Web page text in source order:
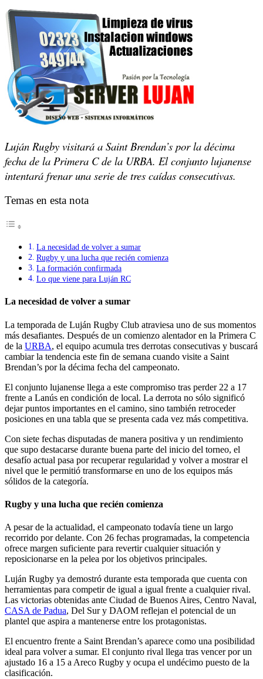
Luján Rugby visitará a Saint Brendan’s por la décima
fecha de la Primera C de la URBA. El conjunto lujanense
intentará frenar una serie de tres caídas consecutivas.
Temas en esta nota
La necesidad de volver a sumar
Rugby y una lucha que recién comienza
La formación confirmada
Lo que viene para Luján RC
La necesidad de volver a sumar
La temporada de Luján Rugby Club atraviesa uno de sus momentos
más desafiantes. Después de un comienzo alentador en la Primera C
de la URBA, el equipo acumula tres derrotas consecutivas y buscará
cambiar la tendencia este fin de semana cuando visite a Saint
Brendan’s por la décima fecha del campeonato.
El conjunto lujanense llega a este compromiso tras perder 22 a 17
frente a Lanús en condición de local. La derrota no sólo significó
dejar puntos importantes en el camino, sino también retroceder
posiciones en una tabla que se presenta cada vez más competitiva.
Con siete fechas disputadas de manera positiva y un rendimiento
que supo destacarse durante buena parte del inicio del torneo, el
desafío actual pasa por recuperar regularidad y volver a mostrar el
nivel que le permitió transformarse en uno de los equipos más
sólidos de la categoría.
Rugby y una lucha que recién comienza
A pesar de la actualidad, el campeonato todavía tiene un largo
recorrido por delante. Con 26 fechas programadas, la competencia
ofrece margen suficiente para revertir cualquier situación y
reposicionarse en la pelea por los objetivos principales.
Luján Rugby ya demostró durante esta temporada que cuenta con
herramientas para competir de igual a igual frente a cualquier rival.
Las victorias obtenidas ante Ciudad de Buenos Aires, Centro Naval,
CASA de Padua, Del Sur y DAOM reflejan el potencial de un
plantel que aspira a mantenerse entre los protagonistas.
El encuentro frente a Saint Brendan’s aparece como una posibilidad
ideal para volver a sumar. El conjunto rival llega tras vencer por un
ajustado 16 a 15 a Areco Rugby y ocupa el undécimo puesto de la
clasificación.